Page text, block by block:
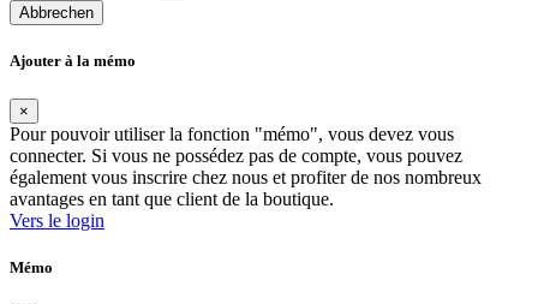
Abbrechen
Ajouter à la mémo
×
Pour pouvoir utiliser la fonction "mémo", vous devez vous
connecter. Si vous ne possédez pas de compte, vous pouvez
également vous inscrire chez nous et profiter de nos nombreux
avantages en tant que client de la boutique.
Vers le login
Mémo